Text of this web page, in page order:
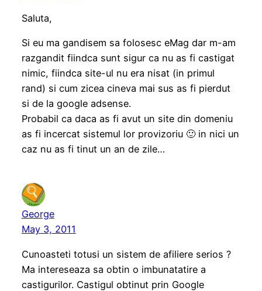
Saluta,
Si eu ma gandisem sa folosesc eMag dar m-am
razgandit fiindca sunt sigur ca nu as fi castigat
nimic, fiindca site-ul nu era nisat (in primul
rand) si cum zicea cineva mai sus as fi pierdut
si de la google adsense.
Probabil ca daca as fi avut un site din domeniu
as fi incercat sistemul lor provizoriu 🙂 in nici un
caz nu as fi tinut un an de zile…
George
May 3, 2011
Cunoasteti totusi un sistem de afiliere serios ?
Ma intereseaza sa obtin o imbunatatire a
castigurilor. Castigul obtinut prin Google